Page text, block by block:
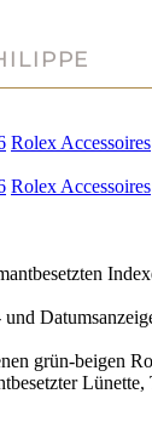
Rolex Accessoires
Rolex Accessoires